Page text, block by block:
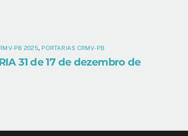
PB 2025, PORTARIAS CRMV-PB
31 de 17 de dezembro de